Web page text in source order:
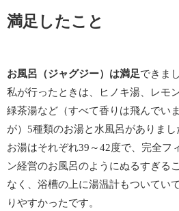
満足したこと
お風呂（ジャグジー）は満足できま
私が行ったときは、ヒノキ湯、レモン
緑茶湯など（すべて香りは飛んでい
が）5種類のお湯と水風呂がありまし
お湯はそれぞれ39～42度で、完全フ
ン経営のお風呂のようにぬるすぎる
なく、浴槽の上に湯温計もついてい
りやすかったです。